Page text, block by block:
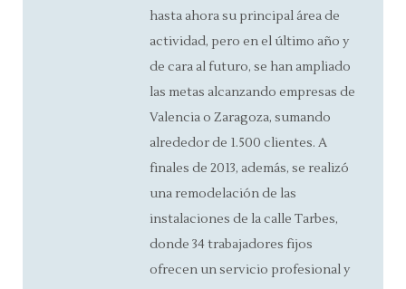
hasta ahora su principal área de
actividad, pero en el último año y
de cara al futuro, se han ampliado
las metas alcanzando empresas de
Valencia o Zaragoza, sumando
alrededor de 1.500 clientes. A
finales de 2013, además, se realizó
una remodelación de las
instalaciones de la calle Tarbes,
donde 34 trabajadores fijos
ofrecen un servicio profesional y